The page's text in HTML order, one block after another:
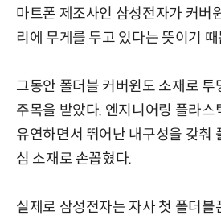
마트폰 제조사인 삼성전자가 커버
리에 무게를 두고 있다는 뜻이기
그동안 폴더블 커버윈도 소재로
주목을 받았다. 엔지니어링 플라스
유연하면서 뛰어난 내구성을 갖춰
심 소재로 손꼽혔다.
실제로 삼성전자는 자사 첫 폴더